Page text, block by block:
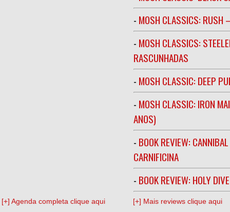
- MOSH CLASSICS: RUSH
- MOSH CLASSICS:
RASCUNHADAS
- MOSH CLASSIC: DEEP
- MOSH CLASSIC: IRON
ANOS)
- BOOK REVIEW:
CARNIFICINA
- BOOK REVIEW: HOLY
[+] Agenda completa clique aqui [+] Mais reviews clique aqui